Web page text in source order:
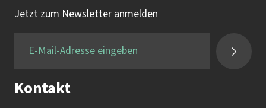
Tel.:
+49 9131 / 7518-750
Jetzt zum Newsletter anmelden
Kontakt